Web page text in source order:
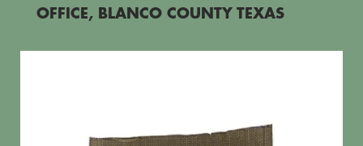
OFFICE, BLANCO COUNTY TEXAS